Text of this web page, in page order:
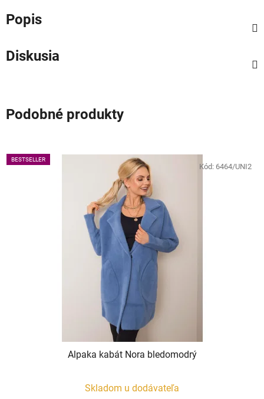
Popis
Diskusia
Podobné produkty
BESTSELLER
Alpaka kabát Nora bledomodrý
Skladom u dodávateľa
Kód: 6464/UNI2